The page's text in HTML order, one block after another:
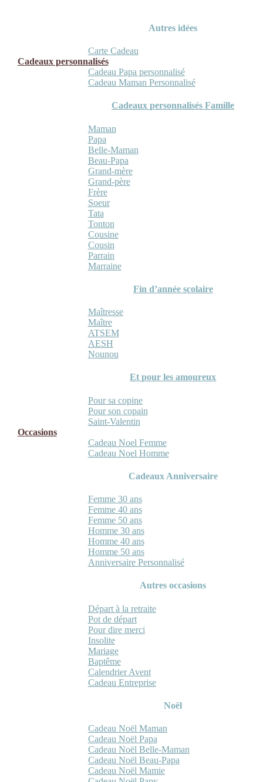
Autres idées
Carte Cadeau
Cadeaux personnalisés
Cadeau Papa personnalisé
Cadeau Maman Personnalisé
Cadeaux personnalisés Famille
Maman
Papa
Belle-Maman
Beau-Papa
Grand-mère
Grand-père
Frère
Soeur
Tata
Tonton
Cousine
Cousin
Parrain
Marraine
Fin d’année scolaire
Maîtresse
Maître
ATSEM
AESH
Nounou
Et pour les amoureux
Pour sa copine
Pour son copain
Saint-Valentin
Occasions
Cadeau Noel Femme
Cadeau Noel Homme
Cadeaux Anniversaire
Femme 30 ans
Femme 40 ans
Femme 50 ans
Homme 30 ans
Homme 40 ans
Homme 50 ans
Anniversaire Personnalisé
Autres occasions
Départ à la retraite
Pot de départ
Pour dire merci
Insolite
Mariage
Baptême
Calendrier Avent
Cadeau Entreprise
Noël
Cadeau Noël Maman
Cadeau Noël Papa
Cadeau Noël Belle-Maman
Cadeau Noël Beau-Papa
Cadeau Noël Mamie